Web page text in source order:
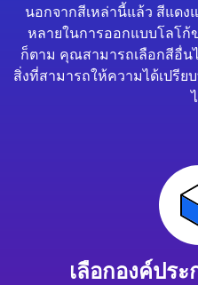
นอกจากสีเหล่านี้แล้ว สีแดง
หลายในการออกแบบโลโก้
ก็ตาม คุณสามารถเลือกสีอื่
สิ่งที่สามารถให้ความได้เปรี
เลือกองค์ปร